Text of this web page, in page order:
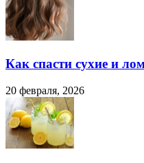
Как спасти сухие и
20 февраля, 2026